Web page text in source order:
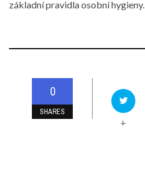
základní pravidla osobní hygieny.
0
SHARES
+